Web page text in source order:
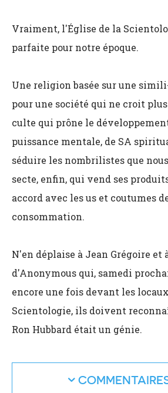
Vraiment, l'Église de la
parfaite pour notre époque.
Une religion basée sur une
pour une société qui ne croit
culte qui prône le
puissance mentale, de SA
séduire les nombrilistes que
secte, enfin, qui vend ses
accord avec les us et coutumes
consommation.
N'en déplaise à Jean Grégoire et
d'Anonymous qui, samedi
encore une fois devant les
Scientologie, ils doivent
Ron Hubbard était un génie.